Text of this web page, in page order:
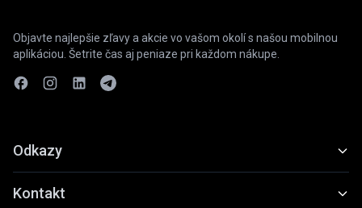
Objavte najlepšie zľavy a akcie vo vašom okolí s našou mobilnou
aplikáciou. Šetrite čas aj peniaze pri každom nákupe.
Odkazy
Funkcie
Kontakt